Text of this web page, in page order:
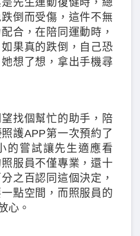
倒而受傷，這件不無
合，在陪同運動時，
果真的跌倒，自己恐
想了想，拿出手機尋
找個幫忙的助手，陪
護APP第一次預約了
的嘗試讓先生適應看
服員不僅專業，還十
之百認同這個決定，
點空間，而照服員的
心。